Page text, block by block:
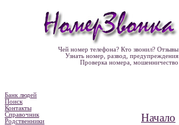
Чей номер телефона? Кто звонил? Отзывы
Узнать номер, развод, предупреждения
Проверка номера, мошенничество
Банк людей
Поиск
Контакты
Справочник
Родственники
Начало